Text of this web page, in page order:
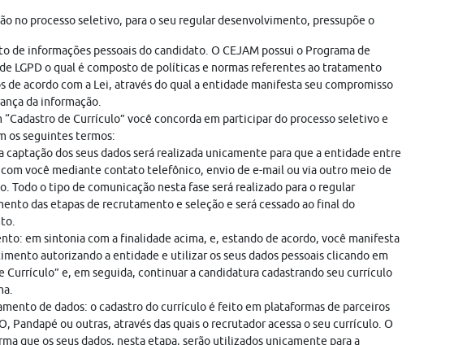
no processo seletivo, para o seu regular desenvolvimento, pressupõe o
de informações pessoais do candidato. O CEJAM possui o Programa de
LGPD o qual é composto de políticas e normas referentes ao tratamento
de acordo com a Lei, através do qual a entidade manifesta seu compromisso
da informação.
“Cadastro de Currículo” você concorda em participar do processo seletivo e
os seguintes termos:
captação dos seus dados será realizada unicamente para que a entidade entre
você mediante contato telefônico, envio de e-mail ou via outro meio de
Todo o tipo de comunicação nesta fase será realizado para o regular
das etapas de recrutamento e seleção e será cessado ao final do
em sintonia com a finalidade acima, e, estando de acordo, você manifesta
autorizando a entidade e utilizar os seus dados pessoais clicando em
Currículo” e, em seguida, continuar a candidatura cadastrando seu currículo
de dados: o cadastro do currículo é feito em plataformas de parceiros
Pandapé ou outras, através das quais o recrutador acessa o seu currículo. O
que os seus dados, nesta etapa, serão utilizados unicamente para a